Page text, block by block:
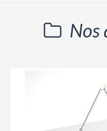
Nos